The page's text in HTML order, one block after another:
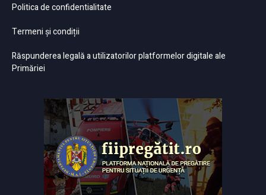
Politica de confidentialitate
Termeni și condiții
Răspunderea legală a utilizatorilor platformelor digitale ale
Primăriei